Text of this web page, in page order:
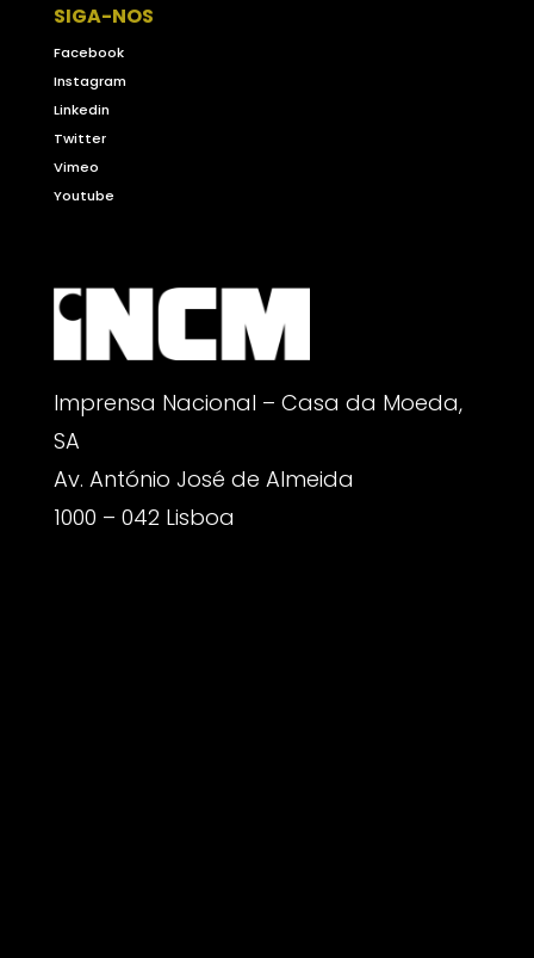
SIGA-NOS
Facebook
Instagram
Linkedin
Twitter
Vimeo
Youtube
Imprensa Nacional – Casa da Moeda,
SA
Av. António José de Almeida
1000 – 042 Lisboa